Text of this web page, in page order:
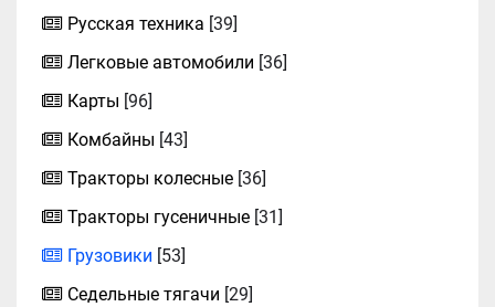
Русская техника [39]
Легковые автомобили [36]
Карты [96]
Комбайны [43]
Тракторы колесные [36]
Тракторы гусеничные [31]
Грузовики [53]
Седельные тягачи [29]